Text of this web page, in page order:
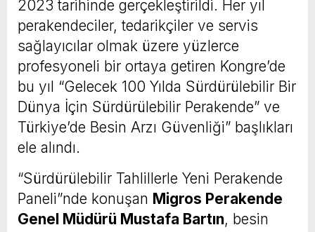
2023 tarihinde gerçekleştirildi. Her yıl
perakendeciler, tedarikçiler ve servis
sağlayıcılar olmak üzere yüzlerce
profesyoneli bir ortaya getiren Kongre’de
bu yıl “Gelecek 100 Yılda Sürdürülebilir Bir
Dünya İçin Sürdürülebilir Perakende” ve
Türkiye’de Besin Arzı Güvenliği” başlıkları
ele alındı.
“Sürdürülebilir Tahlillerle Yeni Perakende
Paneli”nde konuşan Migros Perakende
Genel Müdürü Mustafa Bartın, besin